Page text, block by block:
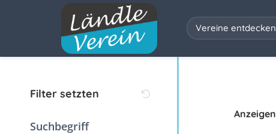
Vereine entdecken
Filter setzten
Suchbegriff
Anzeigen